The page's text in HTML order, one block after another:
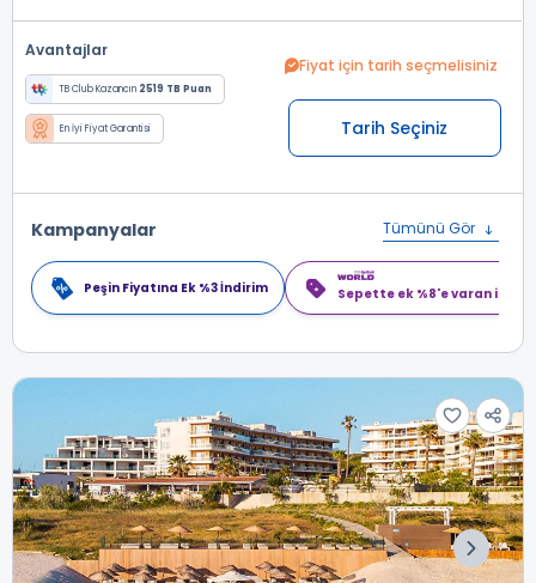
Avantajlar
TB Club Kazancın 2519 TB Puan
En İyi Fiyat Garantisi
Fiyat için tarih seçmelisiniz
Tarih Seçiniz
Kampanyalar Tümünü Gör
Peşin Fiyatına Ek %3 İndirim Sepette ek %8'e varan